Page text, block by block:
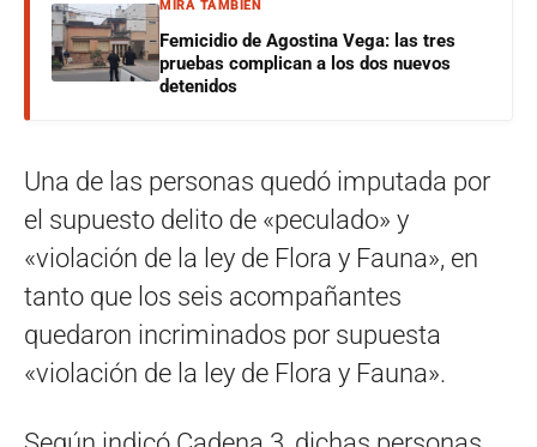
MIRÁ TAMBIÉN
Femicidio de Agostina Vega: las tres
pruebas complican a los dos nuevos
detenidos
Una de las personas quedó imputada por
el supuesto delito de «peculado» y
«violación de la ley de Flora y Fauna», en
tanto que los seis acompañantes
quedaron incriminados por supuesta
«violación de la ley de Flora y Fauna».